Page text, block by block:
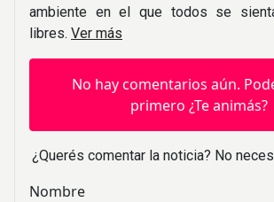
ambiente en el que todos se
libres. Ver más
No hay comentarios aún.
primero ¿Te animás?
¿Querés comentar la noticia? No
Nombre